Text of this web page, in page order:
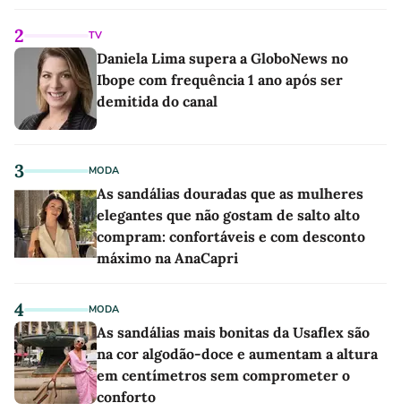
2 TV
Daniela Lima supera a GloboNews no
Ibope com frequência 1 ano após ser
demitida do canal
3 MODA
As sandálias douradas que as mulheres
elegantes que não gostam de salto alto
compram: confortáveis e com desconto
máximo na AnaCapri
4 MODA
As sandálias mais bonitas da Usaflex são
na cor algodão-doce e aumentam a altura
em centímetros sem comprometer o
conforto